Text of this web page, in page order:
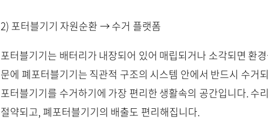
2) 포터블기기 자원순환 → 수거 플랫폼
포터블기기는 배터리가 내장되어 있어 매립되거나 소각되면 환
문에 폐포터블기기는 직관적 구조의 시스템 안에서 반드시 수거
포터블기기를 수거하기에 가장 편리한 생활속의 공간입니다. 수
절약되고, 폐포터블기기의 배출도 편리해집니다.